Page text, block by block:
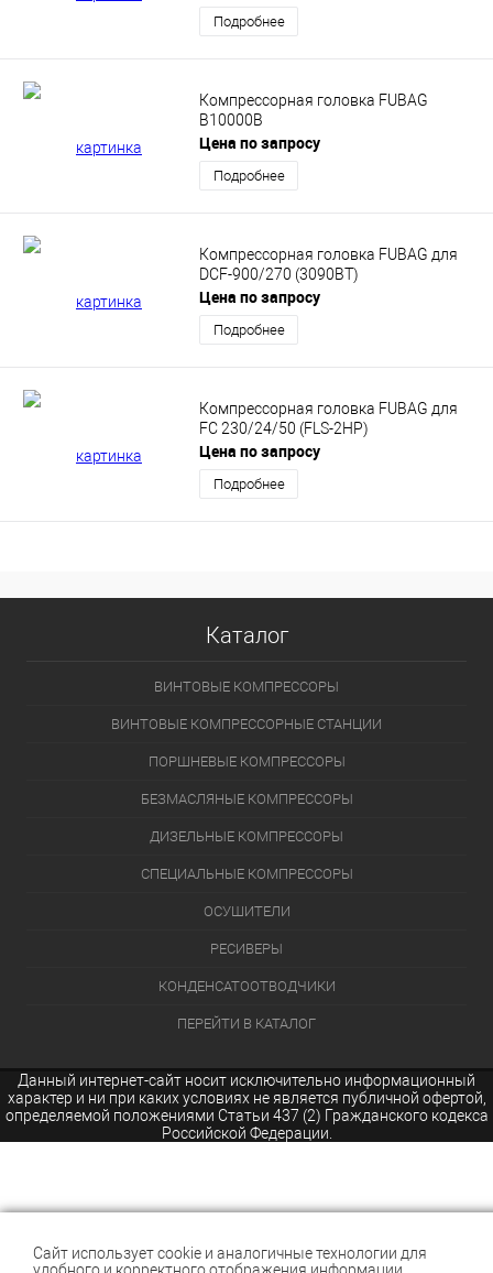
Подробнее
Компрессорная головка FUBAG
B10000B
Цена по запросу
Подробнее
Компрессорная головка FUBAG для
DCF-900/270 (3090BT)
Цена по запросу
Подробнее
Компрессорная головка FUBAG для
FС 230/24/50 (FLS-2HP)
Цена по запросу
Подробнее
Каталог
ВИНТОВЫЕ КОМПРЕССОРЫ
ВИНТОВЫЕ КОМПРЕССОРНЫЕ СТАНЦИИ
ПОРШНЕВЫЕ КОМПРЕССОРЫ
БЕЗМАСЛЯНЫЕ КОМПРЕССОРЫ
ДИЗЕЛЬНЫЕ КОМПРЕССОРЫ
СПЕЦИАЛЬНЫЕ КОМПРЕССОРЫ
ОСУШИТЕЛИ
РЕСИВЕРЫ
КОНДЕНСАТООТВОДЧИКИ
ПЕРЕЙТИ В КАТАЛОГ
Данный интернет-сайт носит исключительно информационный
характер и ни при каких условиях не является публичной офертой,
определяемой положениями Статьи 437 (2) Гражданского кодекса
Российской Федерации.
Сайт использует cookie и аналогичные технологии для